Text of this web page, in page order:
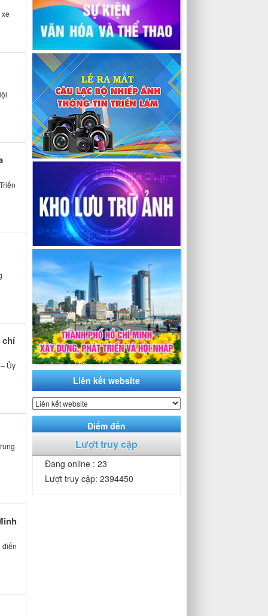
chí
Ủy
điển
Liên kết website
Điểm đến
Lượt truy cập
Đang online : 23
Lượt truy cập: 2394450